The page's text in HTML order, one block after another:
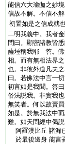
能信六大瑜伽之妙
信故不解。不信不
初置如是之信成就
二明我義中。我者
問曰。顯密諸教皆
薩埵稱我耶 答。佛
相。而有無相法界
也。非彼外道凡夫
曰。若佛法中言一
初言如是我聞。答
俗法説我。非實我
無笑者。何以故賣
如是。於無我法中
難。如天問經中偈説
阿羅漢比丘 諸漏
於最後邊身 能言